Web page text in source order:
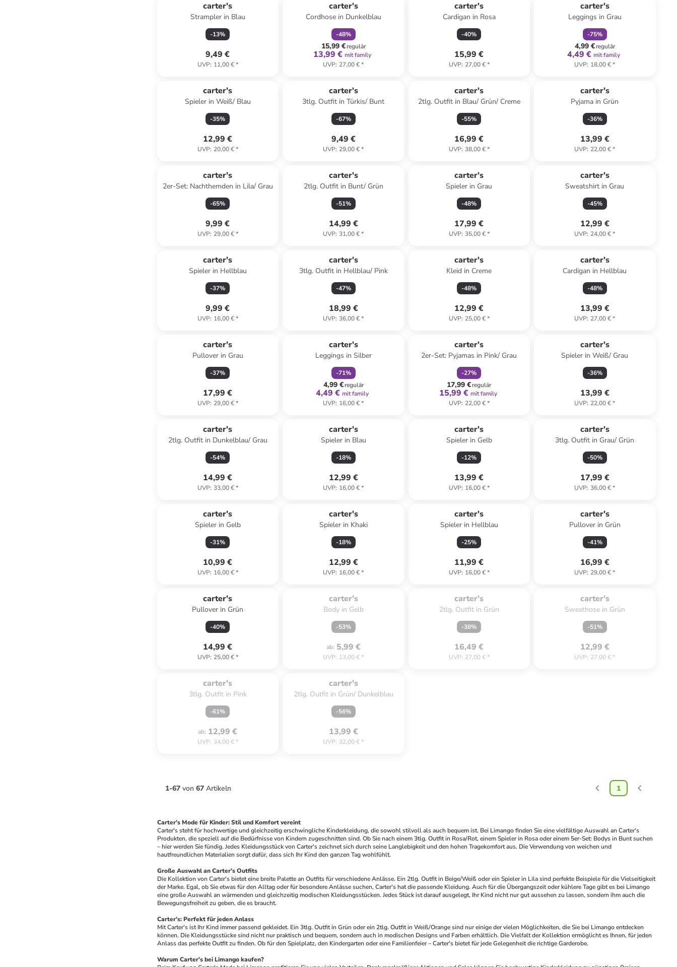
carter's
Strampler in Blau
-13%
9,49 €
UVP: 11,00 €*
carter's
Cordhose in Dunkelblau
-48%
15,99 €regulär
13,99 € mit family
UVP: 27,00 €*
carter's
Cardigan in Rosa
-40%
15,99 €
UVP: 27,00 €*
carter's
Leggings in Grau
-75%
4,99 €regulär
4,49 € mit family
UVP: 18,00 €*
carter's
Spieler in Weiß/ Blau
-35%
12,99 €
UVP: 20,00 €*
carter's
3tlg. Outfit in Türkis/ Bunt
-67%
9,49 €
UVP: 29,00 €*
carter's
2tlg. Outfit in Blau/ Grün/ Creme
-55%
16,99 €
UVP: 38,00 €*
carter's
Pyjama in Grün
-36%
13,99 €
UVP: 22,00 €*
carter's
2er-Set: Nachthemden in Lila/ Grau
-65%
9,99 €
UVP: 29,00 €*
carter's
2tlg. Outfit in Bunt/ Grün
-51%
14,99 €
UVP: 31,00 €*
carter's
Spieler in Grau
-48%
17,99 €
UVP: 35,00 €*
carter's
Sweatshirt in Grau
-45%
12,99 €
UVP: 24,00 €*
carter's
Spieler in Hellblau
-37%
9,99 €
UVP: 16,00 €*
carter's
3tlg. Outfit in Hellblau/ Pink
-47%
18,99 €
UVP: 36,00 €*
carter's
Kleid in Creme
-48%
12,99 €
UVP: 25,00 €*
carter's
Cardigan in Hellblau
-48%
13,99 €
UVP: 27,00 €*
carter's
Pullover in Grau
-37%
17,99 €
UVP: 29,00 €*
carter's
Leggings in Silber
-71%
4,99 €regulär
4,49 € mit family
UVP: 16,00 €*
carter's
2er-Set: Pyjamas in Pink/ Grau
-27%
17,99 €regulär
15,99 € mit family
UVP: 22,00 €*
carter's
Spieler in Weiß/ Grau
-36%
13,99 €
UVP: 22,00 €*
carter's
2tlg. Outfit in Dunkelblau/ Grau
-54%
14,99 €
UVP: 33,00 €*
carter's
Spieler in Blau
-18%
12,99 €
UVP: 16,00 €*
carter's
Spieler in Gelb
-12%
13,99 €
UVP: 16,00 €*
carter's
3tlg. Outfit in Grau/ Grün
-50%
17,99 €
UVP: 36,00 €*
carter's
Spieler in Gelb
-31%
10,99 €
UVP: 16,00 €*
carter's
Spieler in Khaki
-18%
12,99 €
UVP: 16,00 €*
carter's
Spieler in Hellblau
-25%
11,99 €
UVP: 16,00 €*
carter's
Pullover in Grün
-41%
16,99 €
UVP: 29,00 €*
carter's
Pullover in Grün
-40%
14,99 €
UVP: 25,00 €*
carter's
Body in Gelb
-53%
ab: 5,99 €
UVP: 13,00 €*
carter's
2tlg. Outfit in Grün
-38%
16,49 €
UVP: 27,00 €*
carter's
Sweathose in Grün
-51%
12,99 €
UVP: 27,00 €*
carter's
3tlg. Outfit in Pink
-61%
ab: 12,99 €
UVP: 34,00 €*
carter's
2tlg. Outfit in Grün/ Dunkelblau
-56%
13,99 €
UVP: 32,00 €*
1-67 von 67 Artikeln 1
Carter's Mode für Kinder: Stil und Komfort vereint
Carter's steht für hochwertige und gleichzeitig erschwingliche Kinderkleidung, die sowohl stilvoll als auch bequem ist. Bei Limango finden Sie eine vielfältige Auswahl an Carter's
Produkten, die speziell auf die Bedürfnisse von Kindern zugeschnitten sind. Ob Sie nach einem 3tlg. Outfit in Rosa/Rot, einem Spieler in Rosa oder einem 5er-Set: Bodys in Bunt suchen
– hier werden Sie fündig. Jedes Kleidungsstück von Carter's zeichnet sich durch seine Langlebigkeit und den hohen Tragekomfort aus. Die Verwendung von weichen und
hautfreundlichen Materialien sorgt dafür, dass sich Ihr Kind den ganzen Tag wohlfühlt.
Große Auswahl an Carter's Outfits
Die Kollektion von Carter's bietet eine breite Palette an Outfits für verschiedene Anlässe. Ein 2tlg. Outfit in Beige/Weiß oder ein Spieler in Lila sind perfekte Beispiele für die Vielseitigkeit
der Marke. Egal, ob Sie etwas für den Alltag oder für besondere Anlässe suchen, Carter's hat die passende Kleidung. Auch für die Übergangszeit oder kühlere Tage gibt es bei Limango
eine große Auswahl an wärmenden und gleichzeitig modischen Kleidungsstücken. Jedes Stück ist darauf ausgelegt, Ihr Kind nicht nur gut aussehen zu lassen, sondern ihm auch die
Bewegungsfreiheit zu geben, die es braucht.
Carter's: Perfekt für jeden Anlass
Mit Carter's ist Ihr Kind immer passend gekleidet. Ein 3tlg. Outfit in Grün oder ein 2tlg. Outfit in Weiß/Orange sind nur einige der vielen Möglichkeiten, die Sie bei Limango entdecken
können. Die Kleidungsstücke sind nicht nur praktisch und bequem, sondern auch in modischen Designs und Farben erhältlich. Die Vielfalt der Kollektion ermöglicht es Ihnen, für jeden
Anlass das perfekte Outfit zu finden. Ob für den Spielplatz, den Kindergarten oder eine Familienfeier – Carter's bietet für jede Gelegenheit die richtige Garderobe.
Warum Carter's bei Limango kaufen?